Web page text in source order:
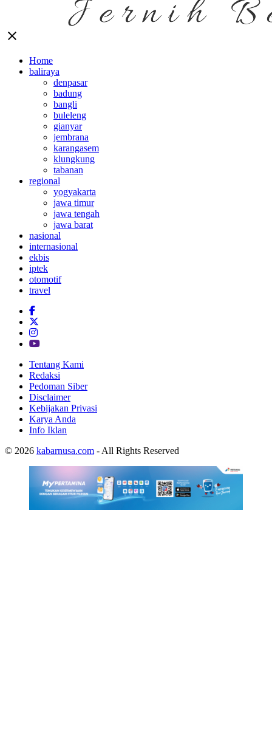
close
Home
baliraya
denpasar
badung
bangli
buleleng
gianyar
jembrana
karangasem
klungkung
tabanan
regional
yogyakarta
jawa timur
jawa tengah
jawa barat
nasional
internasional
ekbis
iptek
otomotif
travel
Tentang Kami
Redaksi
Pedoman Siber
Disclaimer
Kebijakan Privasi
Karya Anda
Info Iklan
© 2026 kabarnusa.com - All Rights Reserved